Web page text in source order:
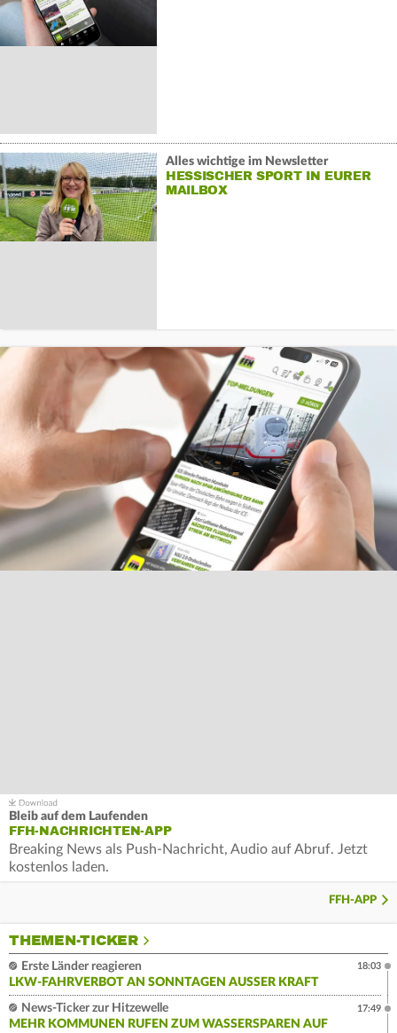
Alles wichtige im Newsletter
HESSISCHER SPORT IN EURER
MAILBOX
Bleib auf dem Laufenden
FFH-NACHRICHTEN-APP
Breaking News als Push-Nachricht, Audio auf Abruf. Jetzt
kostenlos laden.
FFH-APP
THEMEN-TICKER
Erste Länder reagieren
LKW-FAHRVERBOT AN SONNTAGEN AUSSER KRAFT
18:03
News-Ticker zur Hitzewelle
MEHR KOMMUNEN RUFEN ZUM WASSERSPAREN AUF
17:49